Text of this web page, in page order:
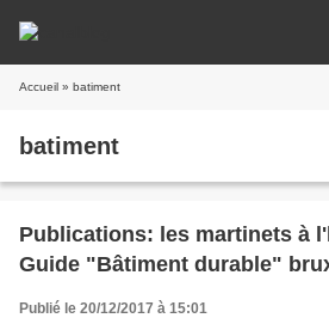
Accueil » batiment
batiment
Publications: les martinets à
Guide "Bâtiment durable"
Publié le 20/12/2017 à 15:01